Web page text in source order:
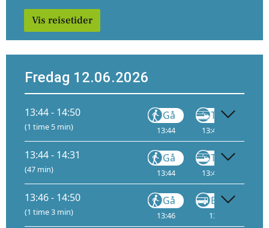
Vis reisetider
Fredag 12.06.2026
13:44 - 14:50
(1 time 5 min)
Gå
13:44
Tog
13:47
13:44 - 14:31
(47 min)
Gå
13:44
Tog
13:47
13:46 - 14:50
(1 time 3 min)
Gå
13:46
Buss
13:50